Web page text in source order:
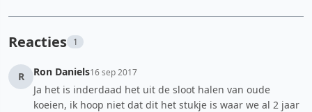
Reacties 1
R Ron Daniels16 sep 2017
Ja het is inderdaad het uit de sloot halen van oude
koeien, ik hoop niet dat dit het stukje is waar we al 2 jaar